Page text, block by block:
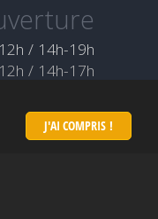
J'AI COMPRIS !
/ 14h-19h
/ 14h-17h